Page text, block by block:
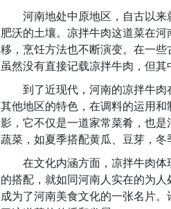
河南地处中原地区，自古以
肥沃的土壤。凉拌牛肉这道菜在
移，烹饪方法也不断演变。在一
虽然没有直接记载凉拌牛肉，但其
到了近现代，河南的凉拌牛
其他地区的特色，在调料的运用
影，它不仅是一道家常菜肴，也
蔬菜，如夏季搭配黄瓜、豆芽，冬
在文化内涵方面，凉拌牛肉
的搭配，就如同河南人实在的为
成为了河南美食文化的一张名片